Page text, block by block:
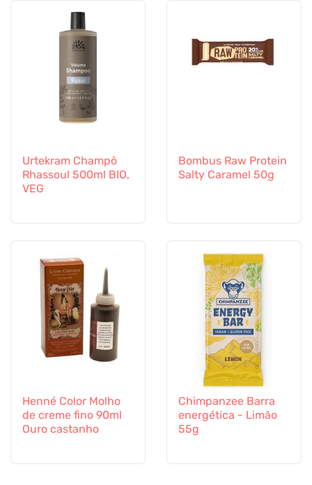
Urtekram Champô
Rhassoul 500ml BIO,
VEG
Bombus Raw Protein
Salty Caramel 50g
Henné Color Molho
de creme fino 90ml
Ouro castanho
Chimpanzee Barra
energética - Limão
55g